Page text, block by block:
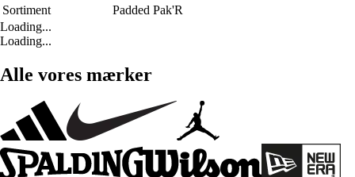
Sortiment
Padded Pak'R
Loading...
Loading...
Alle vores mærker